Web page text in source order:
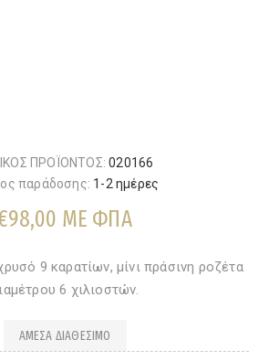
ΠΡΟΪΟΝΤΟΣ: 020166
παράδοσης: 1-2 ημέρες
ΜΕ ΦΠΑ
9 καρατίων, μίνι πράσινη ροζέτα
6 χιλιοστών.
ΆΜΕΣΑ ΔΙΑΘΈΣΙΜΟ